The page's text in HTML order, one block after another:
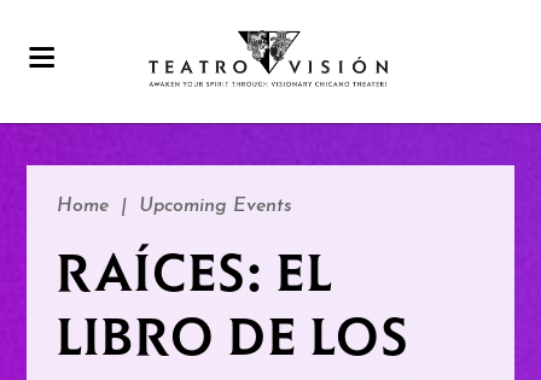
Home | Upcoming Events
RAÍCES: EL
LIBRO DE LOS